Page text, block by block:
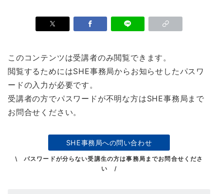
このコンテンツは受講者のみ閲覧できます。
閲覧するためにはSHE事務局からお知らせしたパスワ
ードの入力が必要です。
受講者の方でパスワードが不明な方はSHE事務局まで
お問合せください。
SHE事務局への問い合わせ
\ パスワードが分らない受講生の方は事務局までお問合せくださ
い /